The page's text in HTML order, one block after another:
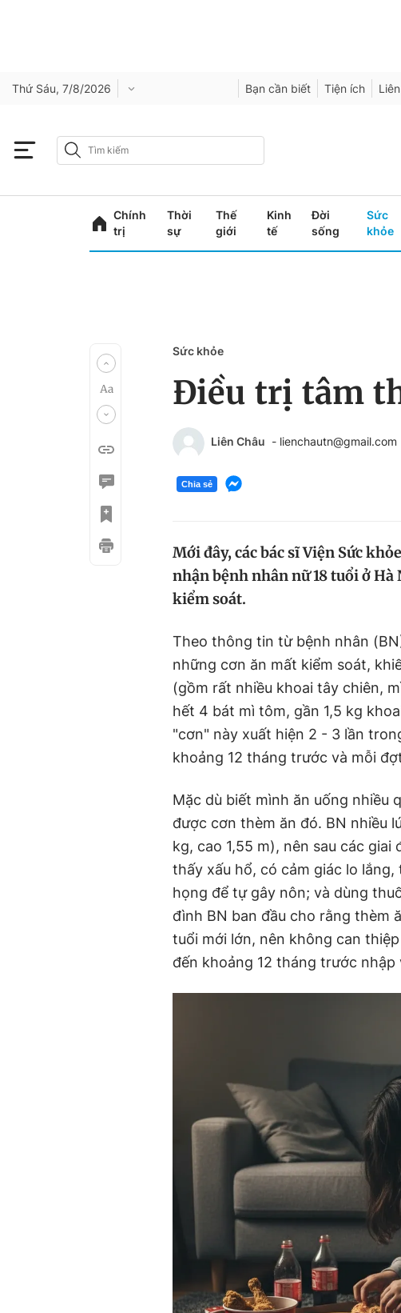
Thứ Sáu, 7/8/2026 Bạn cần biết Tiện ích
Chính
trị
Thời
sự
Thế
giới
Kinh
tế
Đời
sống
Sức
khỏe
Sức khỏe
Điều trị tâm
Liên Châu - lienchautn@gmail.com
Chia sẻ
Mới đây, các bác sĩ Viện Sức
nhận bệnh nhân nữ 18 tuổi ở
kiểm soát.
Theo thông tin từ bệnh nhân
những cơn ăn mất kiểm soát,
(gồm rất nhiều khoai tây chiên,
hết 4 bát mì tôm, gần 1,5 kg
"cơn" này xuất hiện 2 - 3 lần
khoảng 12 tháng trước và mỗi
Mặc dù biết mình ăn uống nhiều
được cơn thèm ăn đó. BN nhiều
kg, cao 1,55 m), nên sau các
thấy xấu hổ, có cảm giác lo
họng để tự gây nôn; và dùng
đình BN ban đầu cho rằng thèm
tuổi mới lớn, nên không can
đến khoảng 12 tháng trước nhập